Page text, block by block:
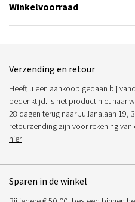
Winkelvoorraad
Verzending en retour
Heeft u een aankoop gedaan bij
bedenktijd. Is het product niet naar
28 dagen terug naar Julianalaan 19,
retourzending zijn voor rekening
hier
Sparen in de winkel